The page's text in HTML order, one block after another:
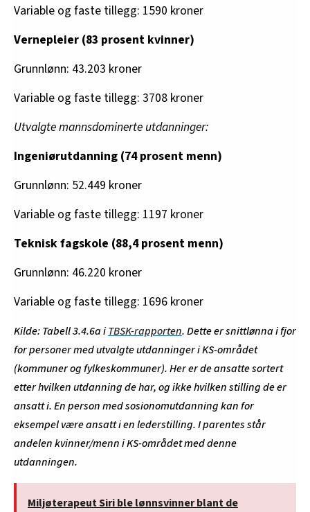
Variable og faste tillegg: 1590 kroner
Vernepleier (83 prosent kvinner)
Grunnlønn: 43.203 kroner
Variable og faste tillegg: 3708 kroner
Utvalgte mannsdominerte utdanninger:
Ingeniørutdanning (74 prosent menn)
Grunnlønn: 52.449 kroner
Variable og faste tillegg: 1197 kroner
Teknisk fagskole (88,4 prosent menn)
Grunnlønn: 46.220 kroner
Variable og faste tillegg: 1696 kroner
Kilde: Tabell 3.4.6a iTBSK-rapporten. Dette er snittlønna i fjor
for personer med utvalgte utdanninger i KS-området
(kommuner og fylkeskommuner). Her er de ansatte sortert
etter hvilken utdanning de har, og ikke hvilken stilling de er
ansatt i. En person med sosionomutdanning kan for
eksempel være ansatt i en lederstilling. I parentes står
andelen kvinner/menn i KS-området med denne
utdanningen.
Miljøterapeut Siri ble lønnsvinner blant de